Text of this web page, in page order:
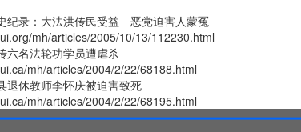
纪录：大法洪传民受益 恶党迫害人蒙冤
mh/articles/2005/10/13/112230.html
六名法轮功学员遭虐杀
mh/articles/2004/2/22/68188.html
退休教师李怀庆被迫害致死
mh/articles/2004/2/22/68195.html